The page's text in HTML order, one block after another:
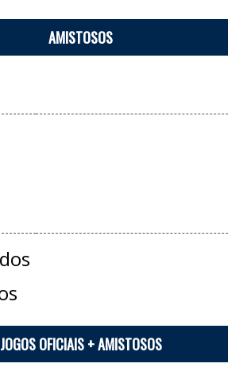
AMISTOSOS
JOGOS OFICIAIS + AMISTOSOS